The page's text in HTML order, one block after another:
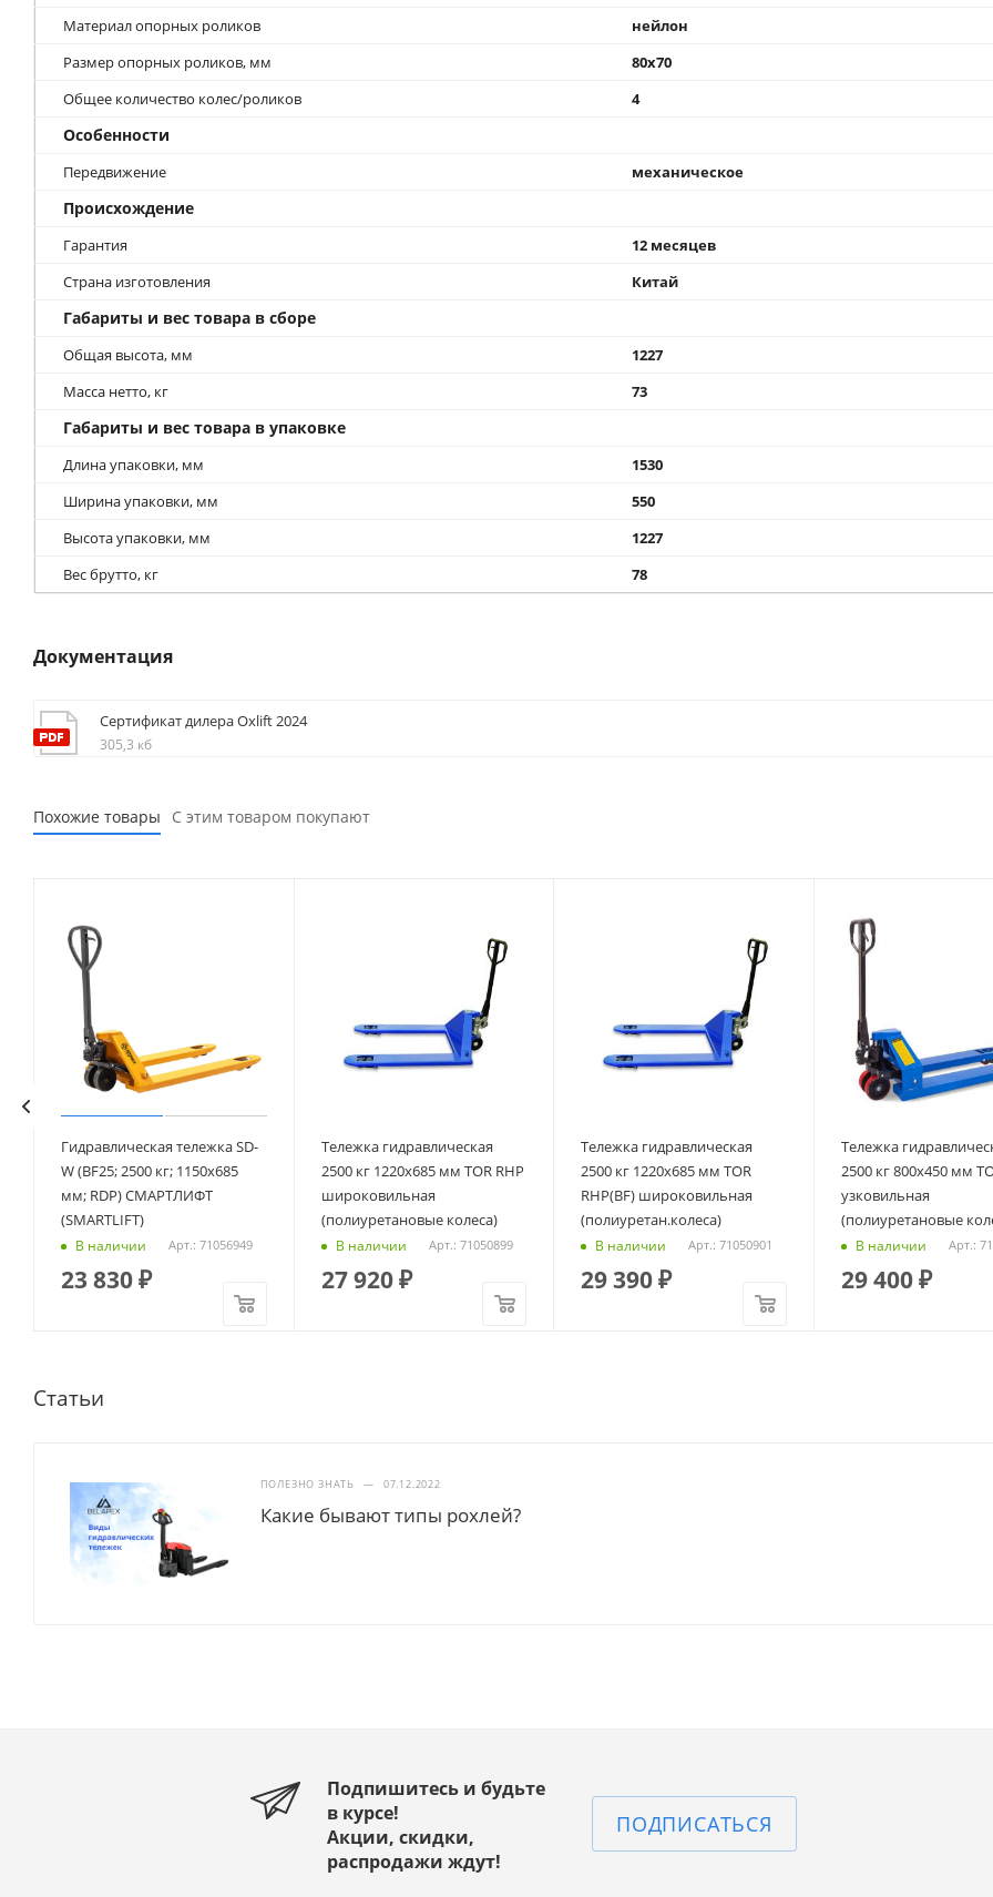
Материал опорных роликов
нейлон
Размер опорных роликов, мм
80x70
Общее количество колес/роликов
4
Особенности
Передвижение механическое
Происхождение
Гарантия
12 месяцев
Страна изготовления
Китай
Габариты и вес товара в сборе
Общая высота, мм
1227
Масса нетто, кг
73
Габариты и вес товара в упаковке
Длина упаковки, мм
1530
Ширина упаковки, мм
550
Высота упаковки, мм
1227
Вес брутто, кг
78
Документация
Сертификат дилера Oxlift 2024
305,3 кб
Похожие товары С этим товаром покупают
Гидравлическая тележка SD-
W (BF25; 2500 кг; 1150х685
мм; RDP) СМАРТЛИФТ
(SMARTLIFT)
В наличии Арт.: 71056949
23 830₽
Тележка гидравлическая
2500 кг 1220х685 мм TOR RHP
широковильная
(полиуретановые колеса)
В наличии Арт.: 71050899
27 920₽
Тележка гидравлическая
2500 кг 1220х685 мм TOR
RHP(BF) широковильная
(полиуретан.колеса)
В наличии Арт.: 71050901
29 390₽
Тележка
2500 кг 800x450 мм
узковильная
(полиуретановые
В наличии Арт.:
29 400₽
Статьи
ПОЛЕЗНО ЗНАТЬ — 07.12.2022
Какие бывают типы рохлей?
Подпишитесь и будьте
в курсе!
Акции, скидки,
распродажи ждут!
ПОДПИСАТЬСЯ